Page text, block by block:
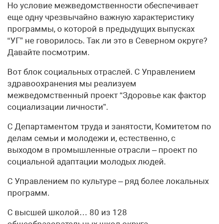
Но условие межведомственности обеспечивает
еще одну чрезвычайно важную характеристику
программы, о которой в предыдущих выпусках
“УГ” не говорилось. Так ли это в Северном округе?
Давайте посмотрим.
Вот блок социальных отраслей. С Управлением
здравоохранения мы реализуем
межведомственный проект “Здоровье как фактор
социализации личности”.
С Департаментом труда и занятости, Комитетом по
делам семьи и молодежи и, естественно, с
выходом в промышленные отрасли – проект по
социальной адаптации молодых людей.
С Управлением по культуре – ряд более локальных
программ.
С высшей школой… 80 из 128